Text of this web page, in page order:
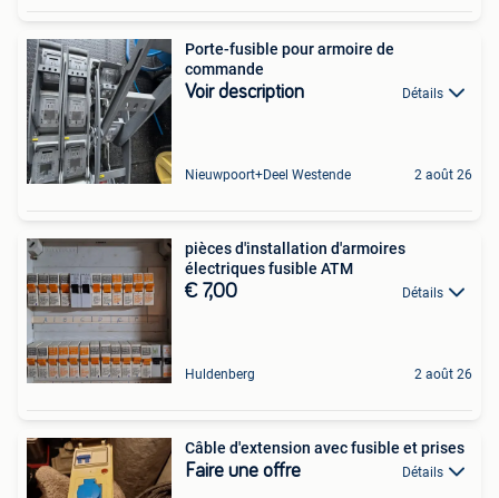
Porte-fusible pour armoire de
commande
Voir description Détails
Nieuwpoort+Deel Westende 2 août 26
pièces d'installation d'armoires
électriques fusible ATM
€ 7,00 Détails
Huldenberg 2 août 26
Câble d'extension avec fusible et prises
Faire une offre Détails